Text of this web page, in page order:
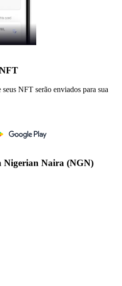
NFT serão enviados para sua
Nigerian Naira (NGN)